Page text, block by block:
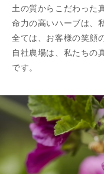
土の質からこだわった
命力の高いハーブは、
全ては、お客様の笑顔
自社農場は、私たちの
です。